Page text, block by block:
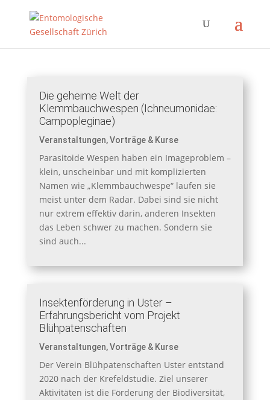
Die geheime Welt der
Klemmbauchwespen (Ichneumonidae:
Campopleginae)
Veranstaltungen,Vorträge & Kurse
Parasitoide Wespen haben ein Imageproblem –
klein, unscheinbar und mit komplizierten
Namen wie „Klemmbauchwespe“ laufen sie
meist unter dem Radar. Dabei sind sie nicht
nur extrem effektiv darin, anderen Insekten
das Leben schwer zu machen. Sondern sie
sind auch...
Insektenförderung in Uster –
Erfahrungsbericht vom Projekt
Blühpatenschaften
Veranstaltungen,Vorträge & Kurse
Der Verein Blühpatenschaften Uster entstand
2020 nach der Krefeldstudie. Ziel unserer
Aktivitäten ist die Förderung der Biodiversität,